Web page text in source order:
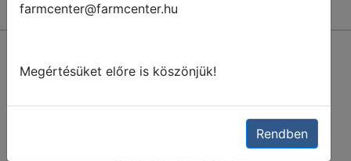
farmcenter@farmcenter.hu
Megértésüket előre is köszönjük!
Rendben